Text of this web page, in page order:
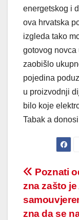
energetskog i
ova hrvatska
izgleda tako
gotovog novca
zaobišlo
pojedina
u proizvodnji
bilo koje
Tabak a donosi
Post
Poznati
zna zašto je
zna da se